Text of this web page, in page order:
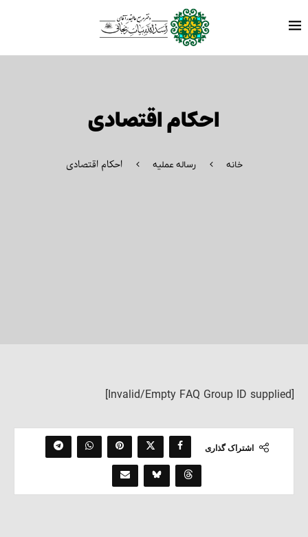
احکام اقتصادی
خانه رساله عملیه احکام اقتصادی
[Invalid/Empty FAQ Group ID supplied]
اشتراک گذاری